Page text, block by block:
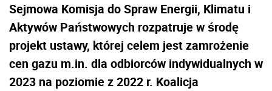
Sejmowa Komisja do Spraw Energii, Klimatu i
Aktywów Państwowych rozpatruje w środę
projekt ustawy, której celem jest zamrożenie
cen gazu m.in. dla odbiorców indywidualnych w
2023 na poziomie z 2022 r. Koalicja